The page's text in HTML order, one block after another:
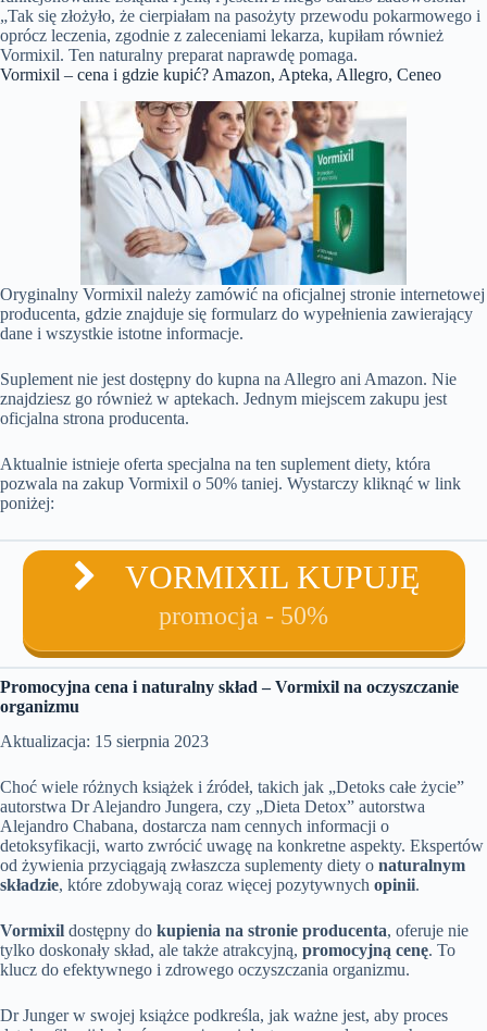
„Tak się złożyło, że cierpiałam na pasożyty przewodu pokarmowego i
oprócz leczenia, zgodnie z zaleceniami lekarza, kupiłam również
Vormixil. Ten naturalny preparat naprawdę pomaga.
Vormixil – cena i gdzie kupić? Amazon, Apteka, Allegro, Ceneo
Oryginalny Vormixil należy zamówić na oficjalnej stronie internetowej
producenta, gdzie znajduje się formularz do wypełnienia zawierający
dane i wszystkie istotne informacje.
Suplement nie jest dostępny do kupna na Allegro ani Amazon. Nie
znajdziesz go również w aptekach. Jednym miejscem zakupu jest
oficjalna strona producenta.
Aktualnie istnieje oferta specjalna na ten suplement diety, która
pozwala na zakup Vormixil o 50% taniej. Wystarczy kliknąć w link
poniżej:
VORMIXIL KUPUJĘ
promocja - 50%
Promocyjna cena i naturalny skład – Vormixil na oczyszczanie
organizmu
Aktualizacja: 15 sierpnia 2023
Choć wiele różnych książek i źródeł, takich jak „Detoks całe życie”
autorstwa Dr Alejandro Jungera, czy „Dieta Detox” autorstwa
Alejandro Chabana, dostarcza nam cennych informacji o
detoksyfikacji, warto zwrócić uwagę na konkretne aspekty. Ekspertów
od żywienia przyciągają zwłaszcza suplementy diety o naturalnym
składzie, które zdobywają coraz więcej pozytywnych opinii.
Vormixil dostępny do kupienia na stronie producenta, oferuje nie
tylko doskonały skład, ale także atrakcyjną, promocyjną cenę. To
klucz do efektywnego i zdrowego oczyszczania organizmu.
Dr Junger w swojej książce podkreśla, jak ważne jest, aby proces